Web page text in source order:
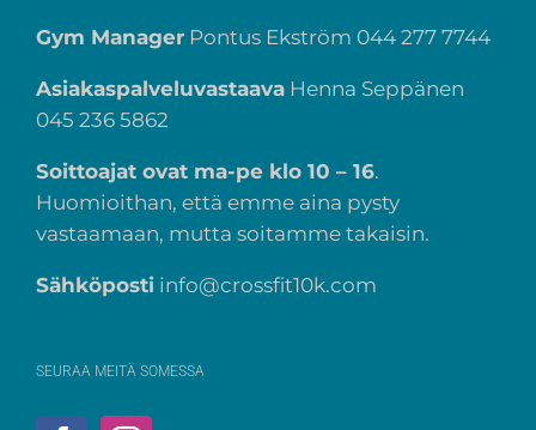
Gym Manager Pontus Ekström 044 277 7744
Asiakaspalveluvastaava Henna Seppänen
045 236 5862
Soittoajat ovat ma-pe klo 10 – 16.
Huomioithan, että emme aina pysty
vastaamaan, mutta soitamme takaisin.
Sähköposti info@crossfit10k.com
SEURAA MEITÄ SOMESSA